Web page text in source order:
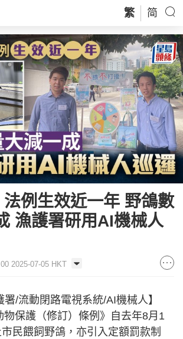
繁 简
例生效近一年 野鴿數
漁護署研用AI機械人
2025-07-05 HKT
署/流動閉路電視系統/AI機械人】
物保護（修訂）條例》自去年8月1
民餵飼野鴿，亦引入定額罰款制